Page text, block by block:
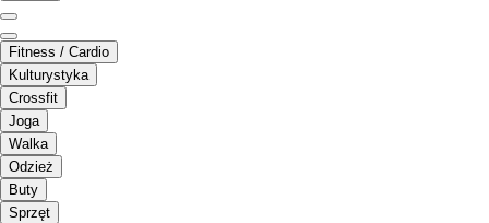
Fitness / Cardio
Kulturystyka
Crossfit
Joga
Walka
Odzież
Buty
Sprzęt